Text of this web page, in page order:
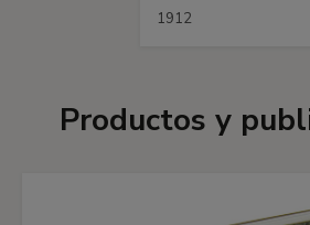
1912
Productos y